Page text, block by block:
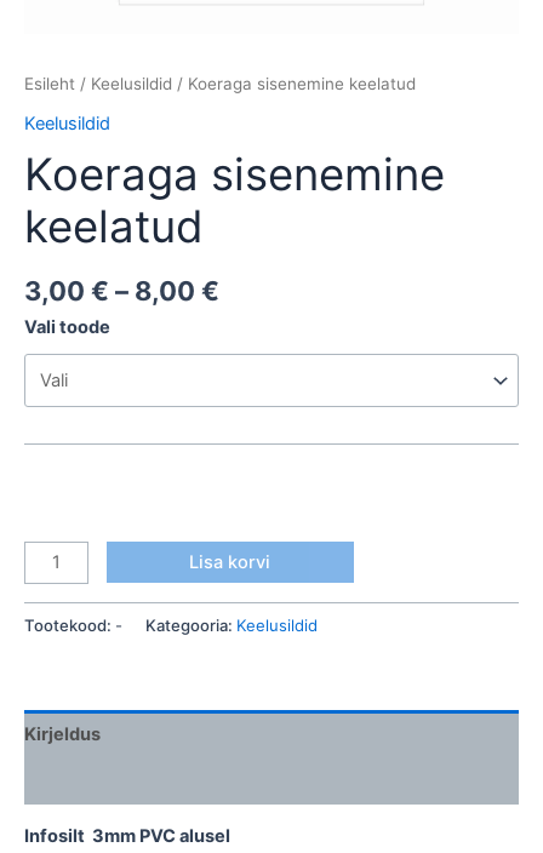
Esileht / Keelusildid / Koeraga sisenemine keelatud
Keelusildid
Koeraga sisenemine
keelatud
3,00 € – 8,00 €
Vali toode
Lisa korvi
Tootekood: - Kategooria: Keelusildid
Kirjeldus
Infosilt 3mm PVC alusel